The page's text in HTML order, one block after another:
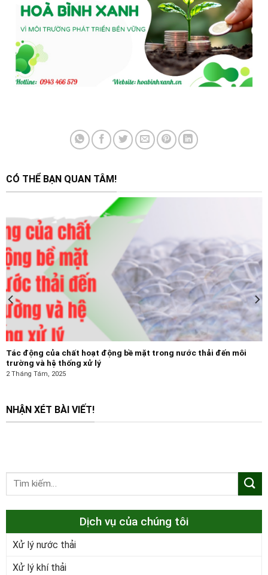
CÓ THỂ BẠN QUAN TÂM!
Tác động của chất hoạt động bề mặt trong nước thải đến môi
trường và hệ thống xử lý
2 Tháng Tám, 2025
NHẬN XÉT BÀI VIẾT!
Dịch vụ của chúng tôi
Xử lý nước thải
Xử lý khí thải